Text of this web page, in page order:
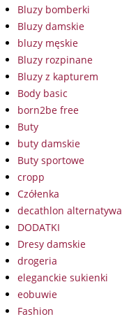
Bluzy bomberki
Bluzy damskie
bluzy męskie
Bluzy rozpinane
Bluzy z kapturem
Body basic
born2be free
Buty
buty damskie
Buty sportowe
cropp
Czółenka
decathlon alternatywa
DODATKI
Dresy damskie
drogeria
eleganckie sukienki
eobuwie
Fashion